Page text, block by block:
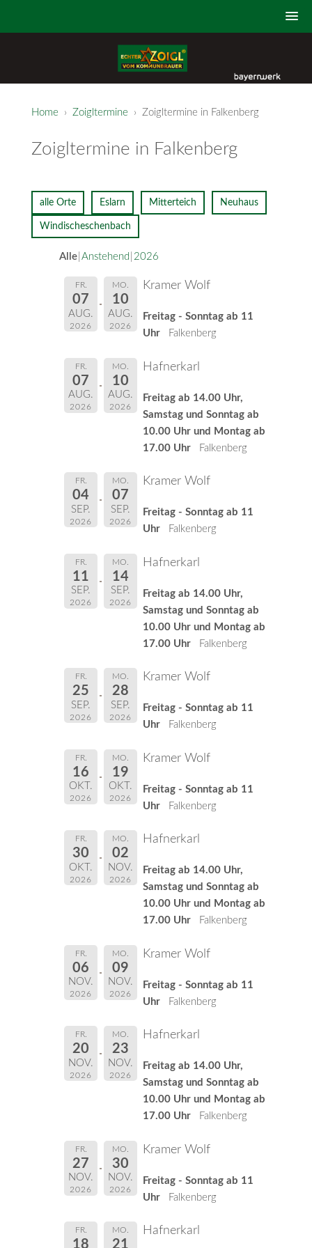
Home › Zoigltermine › Zoigltermine in Falkenberg
Zoigltermine in Falkenberg
alle Orte Eslarn Mitterteich Neuhaus
Windischeschenbach
Alle Anstehend 2026
FR.
07
AUG.
2026
MO.
10
AUG.
2026
Kramer Wolf
Freitag - Sonntag ab 11
Uhr
Falkenberg
FR.
07
AUG.
2026
MO.
10
AUG.
2026
Hafnerkarl
Freitag ab 14.00 Uhr,
Samstag und Sonntag ab
10.00 Uhr und Montag ab
17.00 Uhr
Falkenberg
FR.
04
SEP.
2026
MO.
07
SEP.
2026
Kramer Wolf
Freitag - Sonntag ab 11
Uhr
Falkenberg
FR.
11
SEP.
2026
MO.
14
SEP.
2026
Hafnerkarl
Freitag ab 14.00 Uhr,
Samstag und Sonntag ab
10.00 Uhr und Montag ab
17.00 Uhr
Falkenberg
FR.
25
SEP.
2026
MO.
28
SEP.
2026
Kramer Wolf
Freitag - Sonntag ab 11
Uhr
Falkenberg
FR.
16
OKT.
2026
MO.
19
OKT.
2026
Kramer Wolf
Freitag - Sonntag ab 11
Uhr
Falkenberg
FR.
30
OKT.
2026
MO.
02
NOV.
2026
Hafnerkarl
Freitag ab 14.00 Uhr,
Samstag und Sonntag ab
10.00 Uhr und Montag ab
17.00 Uhr
Falkenberg
FR.
06
NOV.
2026
MO.
09
NOV.
2026
Kramer Wolf
Freitag - Sonntag ab 11
Uhr
Falkenberg
FR.
20
NOV.
2026
MO.
23
NOV.
2026
Hafnerkarl
Freitag ab 14.00 Uhr,
Samstag und Sonntag ab
10.00 Uhr und Montag ab
17.00 Uhr
Falkenberg
FR.
27
NOV.
2026
MO.
30
NOV.
2026
Kramer Wolf
Freitag - Sonntag ab 11
Uhr
Falkenberg
FR.
18
MO.
21
Hafnerkarl